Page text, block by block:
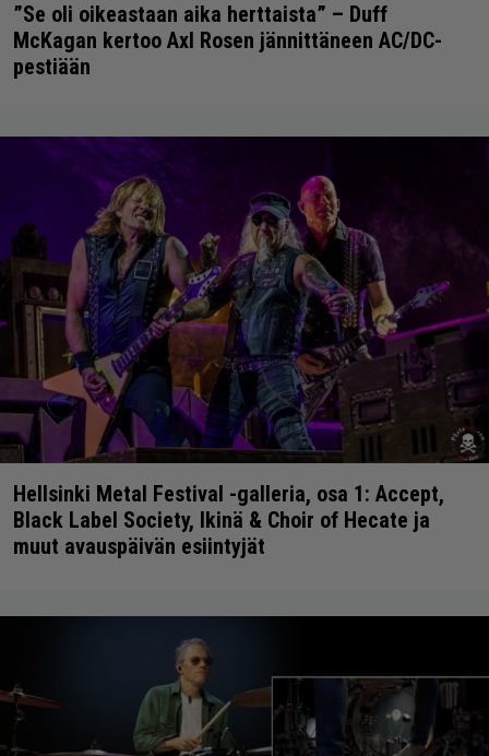
”Se oli oikeastaan aika herttaista” – Duff
McKagan kertoo Axl Rosen jännittäneen AC/DC-
pestiään
Hellsinki Metal Festival -galleria, osa 1: Accept,
Black Label Society, Ikinä & Choir of Hecate ja
muut avauspäivän esiintyjät